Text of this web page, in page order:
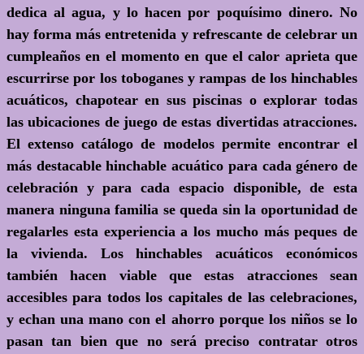
dedica al agua, y lo hacen por poquísimo dinero. No
hay forma más entretenida y refrescante de celebrar un
cumpleaños en el momento en que el calor aprieta que
escurrirse por los toboganes y rampas de los hinchables
acuáticos, chapotear en sus piscinas o explorar todas
las ubicaciones de juego de estas divertidas atracciones.
El extenso catálogo de modelos permite encontrar el
más destacable hinchable acuático para cada género de
celebración y para cada espacio disponible, de esta
manera ninguna familia se queda sin la oportunidad de
regalarles esta experiencia a los mucho más peques de
la vivienda. Los hinchables acuáticos económicos
también hacen viable que estas atracciones sean
accesibles para todos los capitales de las celebraciones,
y echan una mano con el ahorro porque los niños se lo
pasan tan bien que no será preciso contratar otros